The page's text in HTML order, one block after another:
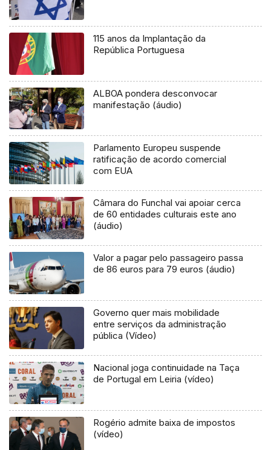
115 anos da Implantação da
República Portuguesa
ALBOA pondera desconvocar
manifestação (áudio)
Parlamento Europeu suspende
ratificação de acordo comercial
com EUA
Câmara do Funchal vai apoiar cerca
de 60 entidades culturais este ano
(áudio)
Valor a pagar pelo passageiro passa
de 86 euros para 79 euros (áudio)
Governo quer mais mobilidade
entre serviços da administração
pública (Vídeo)
Nacional joga continuidade na Taça
de Portugal em Leiria (vídeo)
Rogério admite baixa de impostos
(vídeo)